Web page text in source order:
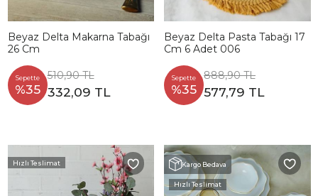
Beyaz Delta Makarna Tabağı
26 Cm
Sepette
%35
510,90 TL
332,09 TL
Beyaz Delta Pasta Tabağı 17
Cm 6 Adet 006
Sepette
%35
888,90 TL
577,79 TL
Hızlı Teslimat Kargo Bedava
Hızlı Teslimat